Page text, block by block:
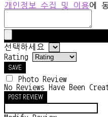
개인정보 수집 및 이용에
선택하세요
Rating
SAVE
Photo Review
No Reviews Have Been
POST REVIEW